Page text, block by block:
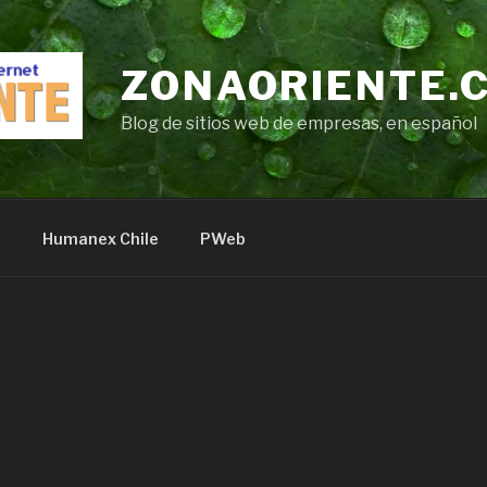
Blog de sitios web de empresas, en español
Humanex Chile PWeb